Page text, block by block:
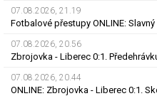
07.08.2026, 21.19
07.08.2026, 20.56
07.08.2026, 20.44